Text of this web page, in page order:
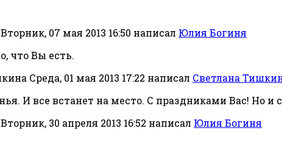
Вторник, 07 мая 2013 16:50 написал Юлия Богиня
что Вы есть.
Среда, 01 мая 2013 17:22 написал Светлана
И все встанет на место. С праздниками Вас! Но и
Вторник, 30 апреля 2013 16:52 написал Юлия Богиня